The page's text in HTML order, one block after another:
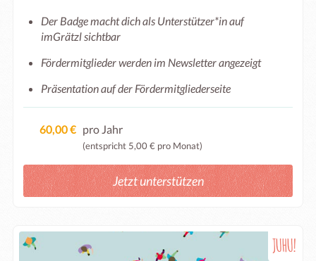
Der Badge macht dich als Unterstützer*in auf
imGrätzl sichtbar
Fördermitglieder werden im Newsletter angezeigt
Präsentation auf der Fördermitgliederseite
60,00 € pro Jahr
(entspricht 5,00 € pro Monat)
Jetzt unterstützen
JUHU!